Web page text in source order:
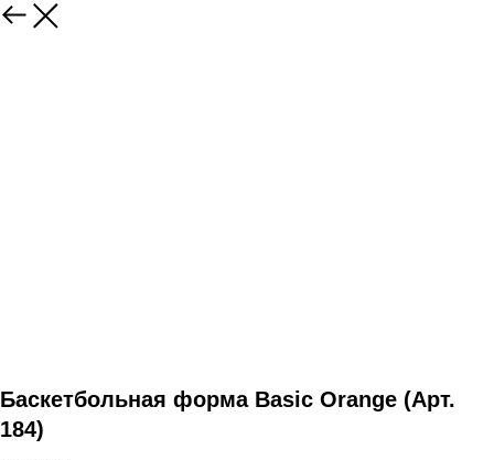
Баскетбольная форма Basic Orange (Арт.
184)